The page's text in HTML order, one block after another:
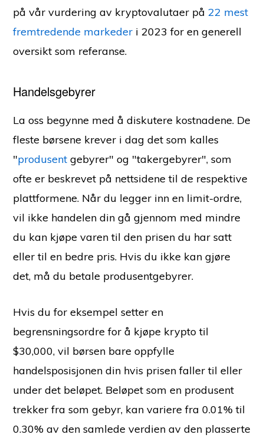
på vår vurdering av kryptovalutaer på22 mest
fremtredende markeder i 2023 for en generell
oversikt som referanse.
Handelsgebyrer
La oss begynne med å diskutere kostnadene. De
fleste børsene krever i dag det som kalles
"produsent gebyrer" og "takergebyrer", som
ofte er beskrevet på nettsidene til de respektive
plattformene. Når du legger inn en limit-ordre,
vil ikke handelen din gå gjennom med mindre
du kan kjøpe varen til den prisen du har satt
eller til en bedre pris. Hvis du ikke kan gjøre
det, må du betale produsentgebyrer.
Hvis du for eksempel setter en
begrensningsordre for å kjøpe krypto til
$30,000, vil børsen bare oppfylle
handelsposisjonen din hvis prisen faller til eller
under det beløpet. Beløpet som en produsent
trekker fra som gebyr, kan variere fra 0.01% til
0.30% av den samlede verdien av den plasserte